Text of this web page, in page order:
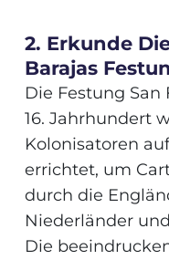
2. Erkunde
Barajas
Die Festung San
16. Jahrhundert
Kolonisatoren
errichtet, um
durch die
Niederländer
Die